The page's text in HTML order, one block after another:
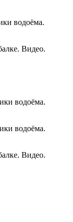
водоёма.
Видео.
водоёма.
водоёма.
Видео.